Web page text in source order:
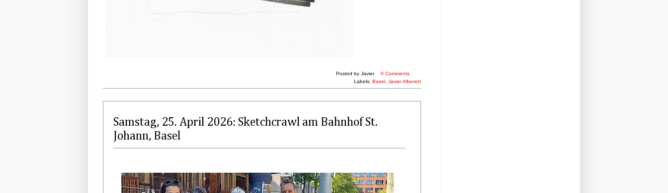
Posted by Javier
0 Comments
Labels: Basel Javier Alberich
Samstag, 25. April 2026: Sketchcrawl am Bahnhof St.
Johann, Basel